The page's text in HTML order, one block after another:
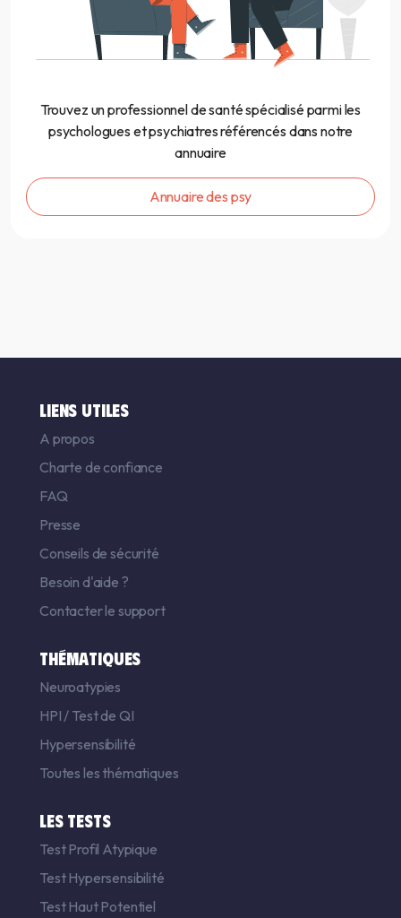
Trouvez un professionnel de santé spécialisé parmi les
psychologues et psychiatres référencés dans notre
annuaire
Annuaire des psy
LIENS UTILES
A propos
Charte de confiance
FAQ
Presse
Conseils de sécurité
Besoin d'aide ?
Contacter le support
THÉMATIQUES
Neuroatypies
HPI / Test de QI
Hypersensibilité
Toutes les thématiques
LES TESTS
Test Profil Atypique
Test Hypersensibilité
Test Haut Potentiel